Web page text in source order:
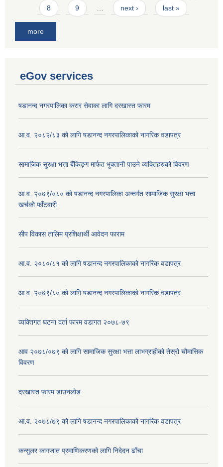
8 9 … next › last »
more
eGov services
षडानन्द नगरपालिका करार सेवाका लागि दरखास्त फारम
आ.व. २०८२/८३ को लागि षडानन्द नगरपालिकाको नागरिक वडापत्र
सामाजिक सुरक्षा भत्ता बैंकिङ्ग मार्फत भुक्तानी पाउने व्यक्तिहरुको विवरण
आ.व. २०७९/०८० को षडानन्द नगरपालिका अन्तर्गत सामाजिक सुरक्षा भत्ता
खर्चको फाँटवारी
सीप विकास तालिम प्रशिक्षार्थी आवेदन फाराम
आ.व. २०८०/८१ को लागि षडानन्द नगरपालिकाको नागरिक वडापत्र
आ.व. २०७९/८० को लागि षडानन्द नगरपालिकाको नागरिक वडापत्र
व्यक्तिगत घटना दर्ता फारम वडागत २०७८-७९
आव २०७८/०७९ को लागि सामाजिक सुरक्षा भत्ता लाभग्राहीको तेस्रो चौमासिक
विवरण
दरखास्त फारम डाउनलोड
आ.व. २०७८/७९ को लागि षडानन्द नगरपालिकाको नागरिक वडापत्र
कन्सुलर कागजात प्रमाणिकरणको लागि निदेदन ढाँचा